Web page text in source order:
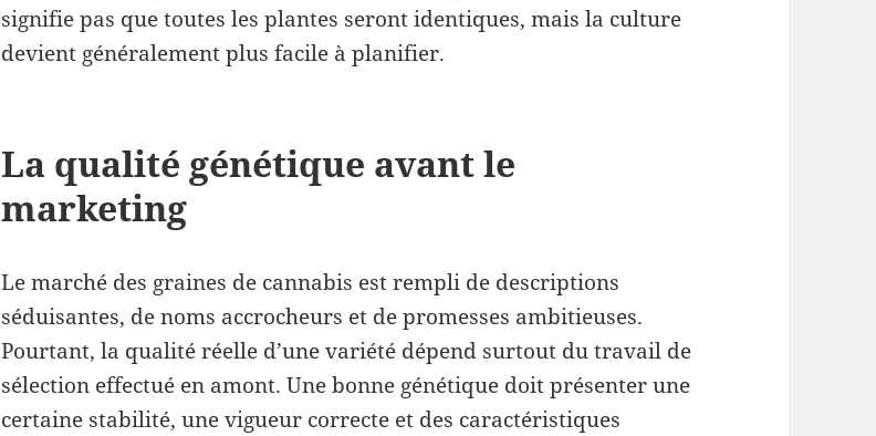
signifie pas que toutes les plantes seront identiques, mais la culture
devient généralement plus facile à planifier.
La qualité génétique avant le
marketing
Le marché des graines de cannabis est rempli de descriptions
séduisantes, de noms accrocheurs et de promesses ambitieuses.
Pourtant, la qualité réelle d’une variété dépend surtout du travail de
sélection effectué en amont. Une bonne génétique doit présenter une
certaine stabilité, une vigueur correcte et des caractéristiques